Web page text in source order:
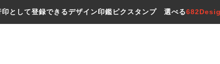
印として登録できるデザイン印鑑ピクスタンプ 選べる